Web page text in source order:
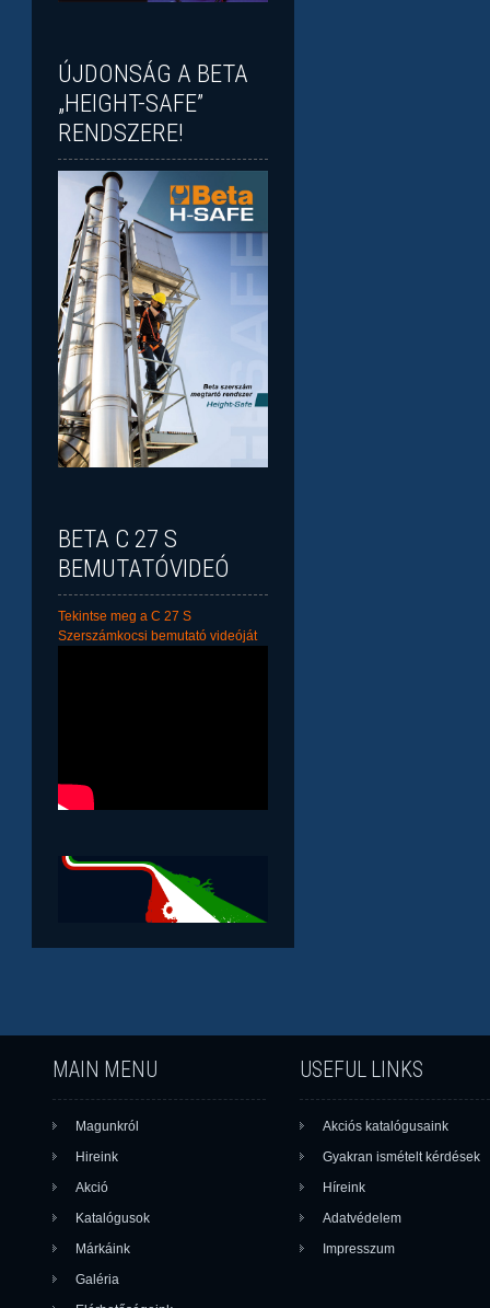
ÚJDONSÁG A BETA
„HEIGHT-SAFE”
RENDSZERE!
BETA C 27 S
BEMUTATÓVIDEÓ
Tekintse meg a C 27 S
Szerszámkocsi bemutató videóját
MAIN MENU
Magunkról
Hireink
Akció
Katalógusok
Márkáink
Galéria
USEFUL LINKS
Akciós katalógusaink
Gyakran ismételt kérdések
Híreink
Adatvédelem
Impresszum